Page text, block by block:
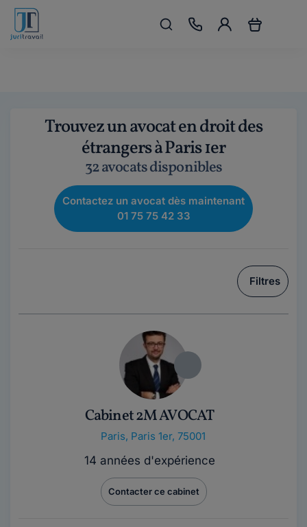
Trouvez un avocat en droit des
étrangers à Paris 1er
32 avocats disponibles
Contactez un avocat dès maintenant
01 75 75 42 33
Filtres
Cabinet 2M AVOCAT
Paris, Paris 1er, 75001
14 années d'expérience
Contacter ce cabinet